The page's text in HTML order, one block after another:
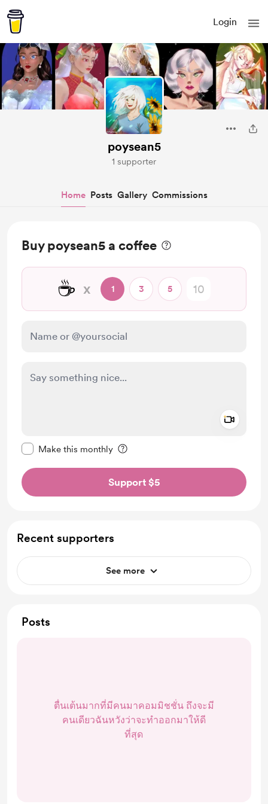
Login
poysean5
1 supporter
Home Posts Gallery Commissions
Buy poysean5 a coffee
☕ x 1 3 5
Make this monthly
Support $5
Recent supporters
See more
Posts
ตื่นเต้นมากที่มีคนมาคอมมิชชั่น ถึงจะมี
คนเดียวฉันหวังว่าจะทำออกมาให้ดี
ที่สุด